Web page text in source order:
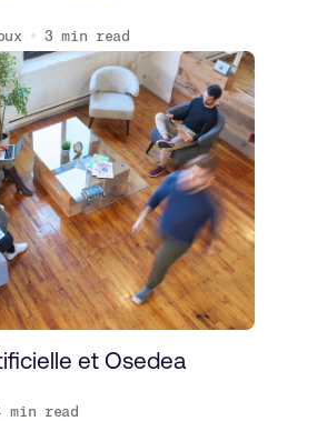
3 min read
et Osedea
min read